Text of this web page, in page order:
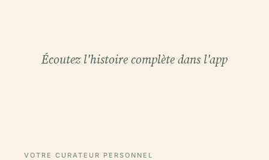
Écoutez l'histoire complète dans l'app
VOTRE CURATEUR PERSONNEL